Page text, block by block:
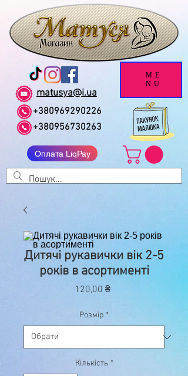
matusya@i.ua
+380969290226
+380956730263
Оплата LiqPay
ME
NU
Дитячі рукавички вік 2-5
років в асортименті
120,00 ₴Ціна
Розмір *
Кількість *